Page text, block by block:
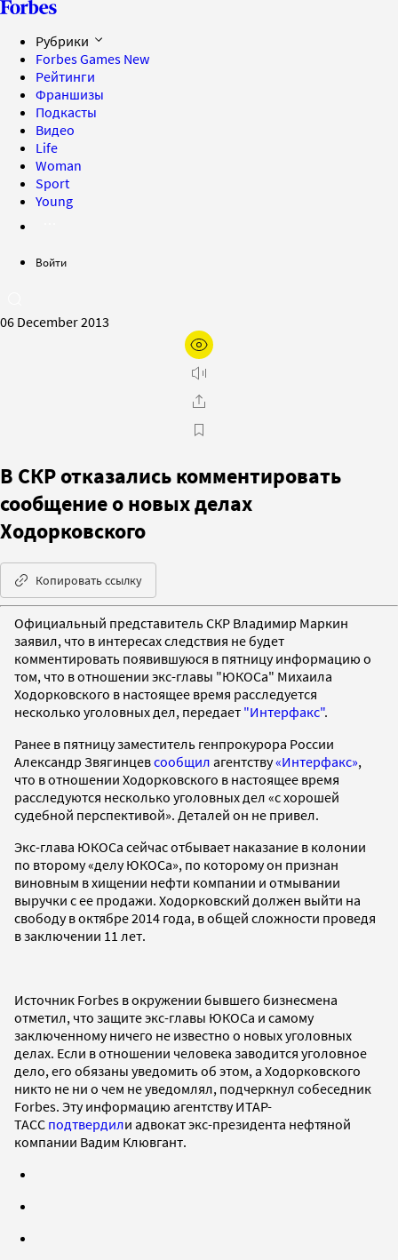
Рубрики
Forbes Games New
Рейтинги
Франшизы
Подкасты
Видео
Life
Woman
Sport
Young
Войти
06 December 2013
В СКР отказались комментировать
сообщение о новых делах
Ходорковского
Копировать ссылку
Официальный представитель СКР Владимир Маркин
заявил, что в интересах следствия не будет
комментировать появившуюся в пятницу информацию о
том, что в отношении экс-главы "ЮКОСа" Михаила
Ходорковского в настоящее время расследуется
несколько уголовных дел, передает "Интерфакс".
Ранее в пятницу заместитель генпрокурора России
Александр Звягинцевсообщил агентству«Интерфакс»,
что в отношении Ходорковского в настоящее время
расследуются несколько уголовных дел «с хорошей
судебной перспективой». Деталей он не привел.
Экс-глава ЮКОСа сейчас отбывает наказание в колонии
по второму «делу ЮКОСа», по которому он признан
виновным в хищении нефти компании и отмывании
выручки с ее продажи. Ходорковский должен выйти на
свободу в октябре 2014 года, в общей сложности проведя
в заключении 11 лет.
Источник Forbes в окружении бывшего бизнесмена
отметил, что защите экс-главы ЮКОСа и самому
заключенному ничего не известно о новых уголовных
делах. Если в отношении человека заводится уголовное
дело, его обязаны уведомить об этом, а Ходорковского
никто не ни о чем не уведомлял, подчеркнул собеседник
Forbes. Эту информацию агентству ИТАР-
ТАСС подтвердили адвокат экс-президента нефтяной
компании Вадим Клювгант.